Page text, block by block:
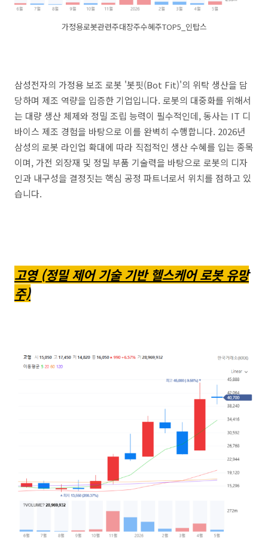
가정용로봇관련주대장주수혜주TOP5_인탑스
삼성전자의 가정용 보조 로봇 '봇핏(Bot Fit)'의 위탁 생산을 담
당하며 제조 역량을 입증한 기업입니다. 로봇의 대중화를 위해서
는 대량 생산 체제와 정밀 조립 능력이 필수적인데, 동사는 IT 디
바이스 제조 경험을 바탕으로 이를 완벽히 수행합니다. 2026년
삼성의 로봇 라인업 확대에 따라 직접적인 생산 수혜를 입는 종목
이며, 가전 외장재 및 정밀 부품 기술력을 바탕으로 로봇의 디자
인과 내구성을 결정짓는 핵심 공정 파트너로서 위치를 점하고 있
습니다.
고영 (정밀 제어 기술 기반 헬스케어 로봇 유망
주)